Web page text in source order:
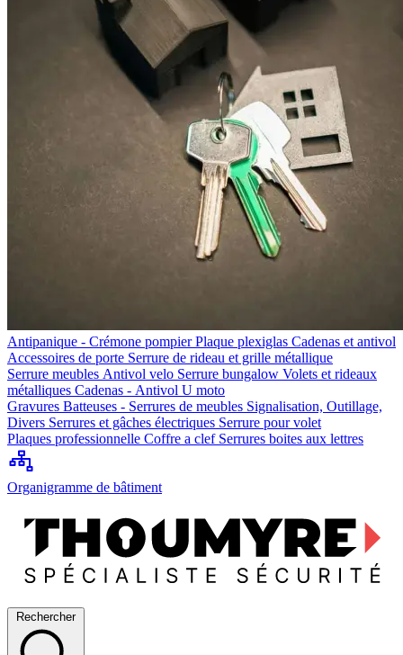
Antipanique - Crémone pompierPlaque plexiglas Cadenas et antivol
Accessoires de porte Serrure de rideau et grille métallique
Serrure meubles Antivol velo Serrure bungalow Volets et rideaux
métalliques Cadenas - Antivol U moto
Gravures Batteuses - Serrures de meubles Signalisation, Outillage,
Divers Serrures et gâches électriques Serrure pour volet
Plaques professionnelle Coffre a clef Serrures boites aux lettres
Organigramme de bâtiment
Rechercher